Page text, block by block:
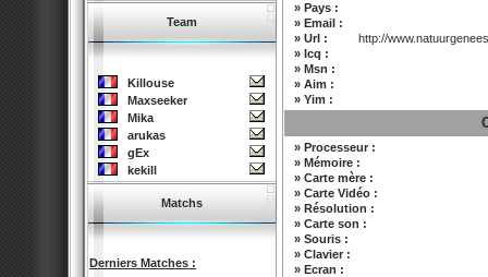
Team
Killouse
Maxseeker
Mika
arukas
gEx
kekill
Matchs
Derniers Matches :
» Pays :
» Email :
» Url :
http://
» Icq :
» Msn :
» Aim :
» Yim :
» Processeur :
» Mémoire :
» Carte mère :
» Carte Vidéo :
» Résolution :
» Carte son :
» Souris :
» Clavier :
» Ecran :